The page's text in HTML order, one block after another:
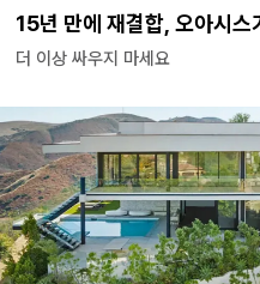
15년 만에 재결합, 오아시스
더 이상 싸우지 마세요